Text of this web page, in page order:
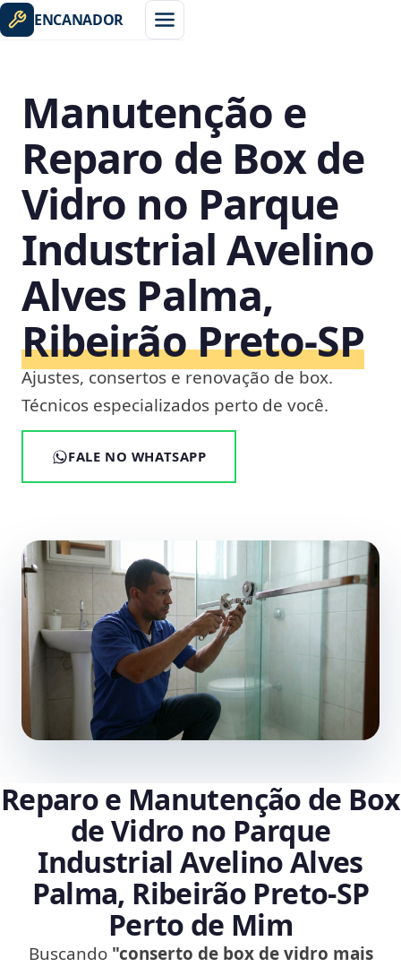
ENCANADOR
Manutenção e
Reparo de Box de
Vidro no Parque
Industrial Avelino
Alves Palma,
Ribeirão Preto‑SP
Ajustes, consertos e renovação de box.
Técnicos especializados perto de você.
FALE NO WHATSAPP
Reparo e Manutenção de Box
de Vidro no Parque
Industrial Avelino Alves
Palma, Ribeirão Preto‑SP
Perto de Mim
Buscando "conserto de box de vidro mais